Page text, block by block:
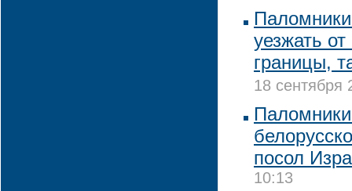
уезжать
границы,
18 сентября
посол
10:13